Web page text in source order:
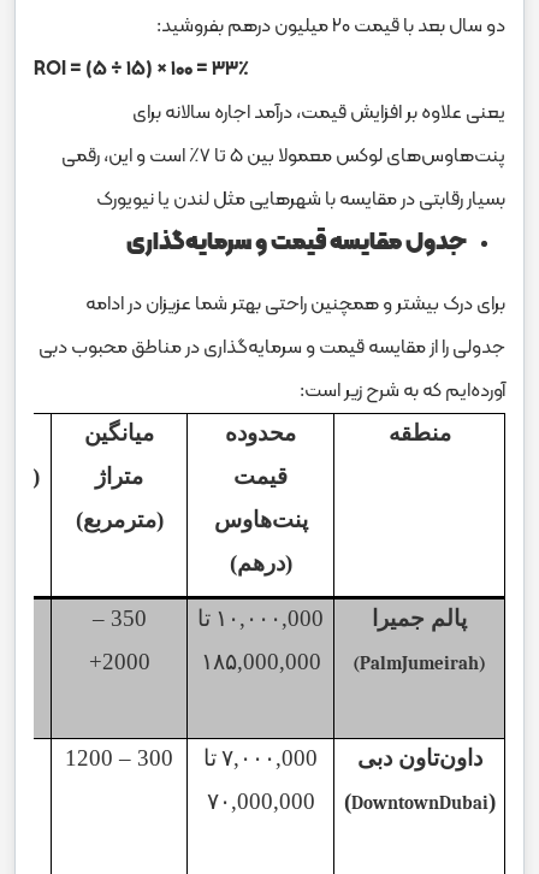
دو سال بعد با قیمت ۲۰ میلیون درهم بفروشید:
ROI = (۵ ÷ ۱۵) × ۱۰۰ = ۳۳٪
یعنی علاوه بر افزایش قیمت، درآمد اجاره سالانه برای
پنت‌هاوس‌های لوکس معمولا بین ۵ تا ۷٪ است و این، رقمی
بسیار رقابتی در مقایسه با شهرهایی مثل لندن یا نیویورک
جدول مقایسه قیمت و سرمایه‌گذاری
برای درک بیشتر و همچنین راحتی بهتر شما عزیزان در ادامه
جدولی را از مقایسه قیمت و سرمایه‌گذاری در مناطق محبوب دبی
آورده‌ایم که به شرح زیر است:
منطقه
محدوده
قیمت
پنت‌هاوس
(درهم)
میانگین
متراژ
(مترمربع)
پالم جمیرا
(PalmJumeirah)
۱۰,۰۰۰,000 تا
۱۸۵,000,000
350
–
2000+
داون‌تاون دبی
(
DowntownDubai
)
۷,۰۰۰,000تا
۷۰,000,000
300
–
1200